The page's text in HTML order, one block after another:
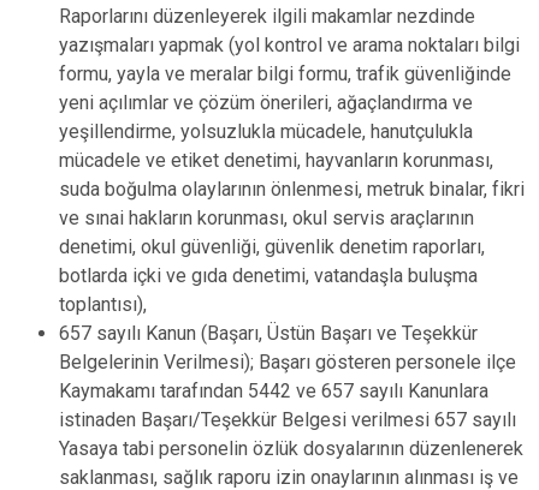
Raporlarını düzenleyerek ilgili makamlar nezdinde
yazışmaları yapmak (yol kontrol ve arama noktaları bilgi
formu, yayla ve meralar bilgi formu, trafik güvenliğinde
yeni açılımlar ve çözüm önerileri, ağaçlandırma ve
yeşillendirme, yolsuzlukla mücadele, hanutçulukla
mücadele ve etiket denetimi, hayvanların korunması,
suda boğulma olaylarının önlenmesi, metruk binalar, fikri
ve sınai hakların korunması, okul servis araçlarının
denetimi, okul güvenliği, güvenlik denetim raporları,
botlarda içki ve gıda denetimi, vatandaşla buluşma
toplantısı),
657 sayılı Kanun (Başarı, Üstün Başarı ve Teşekkür
Belgelerinin Verilmesi); Başarı gösteren personele ilçe
Kaymakamı tarafından 5442 ve 657 sayılı Kanunlara
istinaden Başarı/Teşekkür Belgesi verilmesi 657 sayılı
Yasaya tabi personelin özlük dosyalarının düzenlenerek
saklanması, sağlık raporu izin onaylarının alınması iş ve